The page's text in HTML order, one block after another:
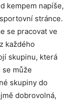
kempem napíše,
stránce.
se pracovat ve
každého
skupinu, která
se může
skupiny do
dobrovolná,